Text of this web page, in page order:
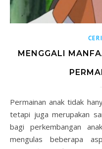
MENGGALI
Permainan anak tidak hanya sebatas kesenangan semata,
tetapi juga merupakan
bagi perkembangan
mengulas beberapa